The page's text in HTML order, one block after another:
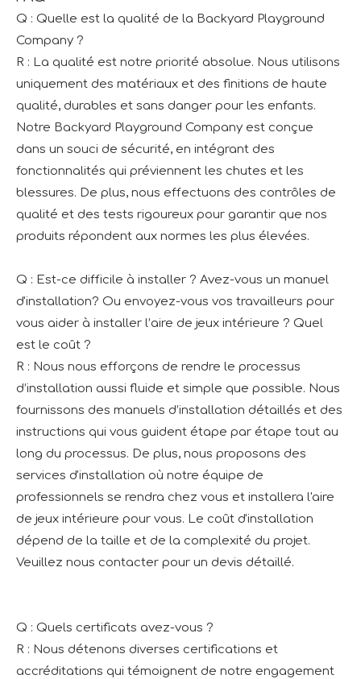
Q : Quelle est la qualité de la Backyard Playground
Company ?
R : La qualité est notre priorité absolue. Nous utilisons
uniquement des matériaux et des finitions de haute
qualité, durables et sans danger pour les enfants.
Notre Backyard Playground Company est conçue
dans un souci de sécurité, en intégrant des
fonctionnalités qui préviennent les chutes et les
blessures. De plus, nous effectuons des contrôles de
qualité et des tests rigoureux pour garantir que nos
produits répondent aux normes les plus élevées.
Q : Est-ce difficile à installer ? Avez-vous un manuel
d'installation? Ou envoyez-vous vos travailleurs pour
vous aider à installer l’aire de jeux intérieure ? Quel
est le coût ?
R : Nous nous efforçons de rendre le processus
d’installation aussi fluide et simple que possible. Nous
fournissons des manuels d’installation détaillés et des
instructions qui vous guident étape par étape tout au
long du processus. De plus, nous proposons des
services d'installation où notre équipe de
professionnels se rendra chez vous et installera l'aire
de jeux intérieure pour vous. Le coût d'installation
dépend de la taille et de la complexité du projet.
Veuillez nous contacter pour un devis détaillé.
Q : Quels certificats avez-vous ?
R : Nous détenons diverses certifications et
accréditations qui témoignent de notre engagement